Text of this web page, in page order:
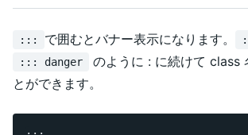
::: で囲むとバナー表示になります。
::: danger
のように : に続けて class
とができます。